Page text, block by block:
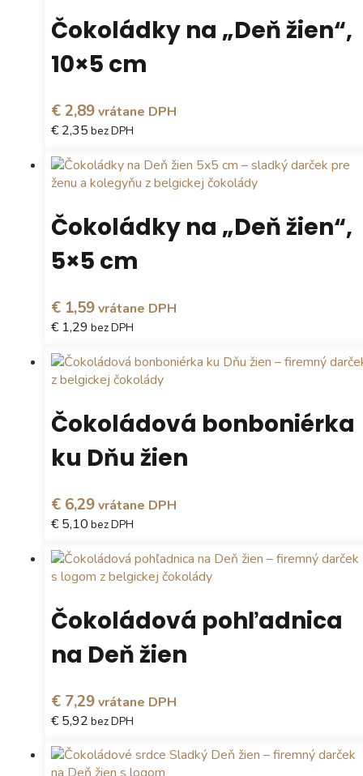
Čokoládky na „Deň žien“,
10×5 cm
€ 2,89vrátane DPH
€ 2,35 bez DPH
Tento
produkt
má
viacero
variantov.
vybrať
na
stránke
produktu.
Čokoládky na „Deň žien“,
5×5 cm
€ 1,59vrátane DPH
€ 1,29 bez DPH
Tento
produkt
má
viacero
variantov.
vybrať
na
stránke
produktu.
Čokoládová bonboniérka
ku Dňu žien
€ 6,29vrátane DPH
€ 5,10 bez DPH
Tento
produkt
má
viacero
variantov.
vybrať
na
stránke
produktu.
Čokoládová pohľadnica
na Deň žien
€ 7,29vrátane DPH
€ 5,92 bez DPH
Tento
produkt